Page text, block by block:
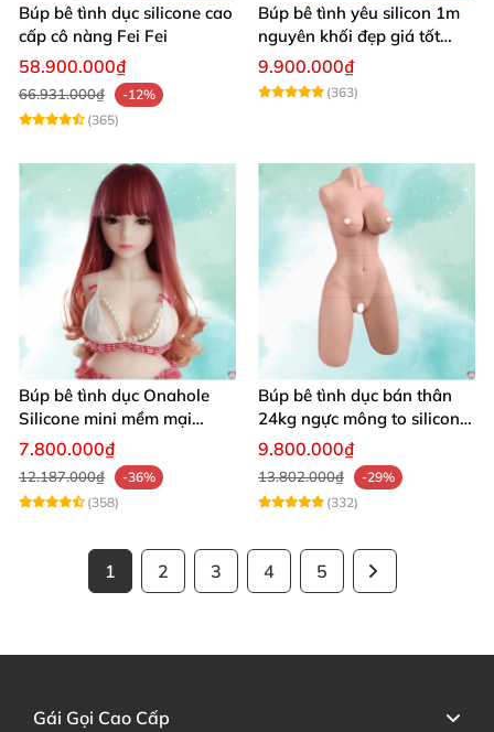
Búp bê tình dục silicone cao
cấp cô nàng Fei Fei
58.900.000₫
66.931.000₫
-12%
(365)
Búp bê tình yêu silicon 1m
nguyên khối đẹp giá tốt
giao nhanh
9.900.000₫
(363)
Búp bê tình dục Onahole
Silicone mini mềm mại
54cm
7.800.000₫
12.187.000₫
-36%
(358)
Búp bê tình dục bán thân
24kg ngực mông to silicon y
tế siêu thật
9.800.000₫
13.802.000₫
-29%
(332)
1 2 3 4 5
Gái Gọi Cao Cấp